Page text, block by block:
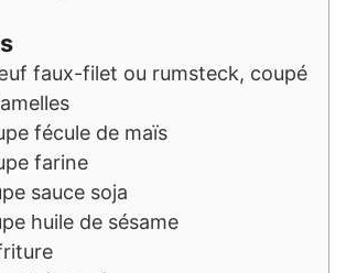
faux-filet ou rumsteck, coupé
fécule de maïs
farine
sauce soja
huile de sésame